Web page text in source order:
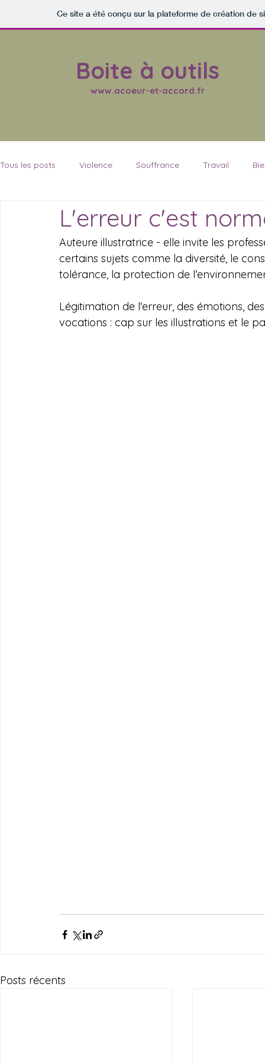
Ce site a été conçu sur la plateforme de création de
Boite à outils
www.acoeur-et-accord.fr
Tous les posts Violence Souffrance Travail
A Cœur & Accord Acceptation de soi, tolérance
L'erreur c'est
Auteure illustratrice - elle invite les
certains sujets comme la diversité, le
tolérance, la protection de
Légitimation de l'erreur, des émotions,
vocations : cap sur les illustrations et le
Posts récents